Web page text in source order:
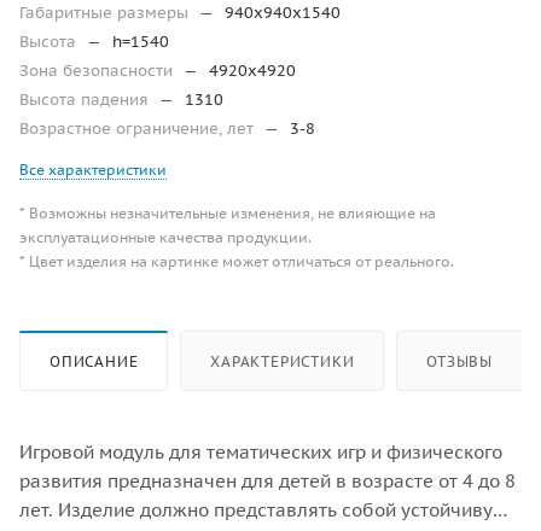
Габаритные размеры
—
940x940x1540
Высота
—
h=1540
Зона безопасности
—
4920х4920
Высота падения
—
1310
Возрастное ограничение, лет — 3-8
Все характеристики
* Возможны незначительные изменения, не влияющие на
эксплуатационные качества продукции.
* Цвет изделия на картинке может отличаться от реального.
ОПИСАНИЕ ХАРАКТЕРИСТИКИ ОТЗЫВЫ
Игровой модуль для тематических игр и физического
развития предназначен для детей в возрасте от 4 до 8
лет. Изделие должно представлять собой устойчивую